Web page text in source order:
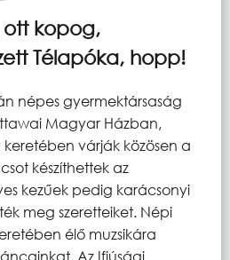
kopog,
Télapóka, hopp!
népes gyermektársaság
Magyar Házban,
várják közösen a
készíthettek az
kezűek pedig karácsonyi
meg szeretteiket. Népi
élő muzsikára
Az Ifjúsági